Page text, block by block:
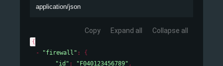
application/json
Copy Expand all Collapse all
{
"firewall" : {
"id" : "F040123456789" ,